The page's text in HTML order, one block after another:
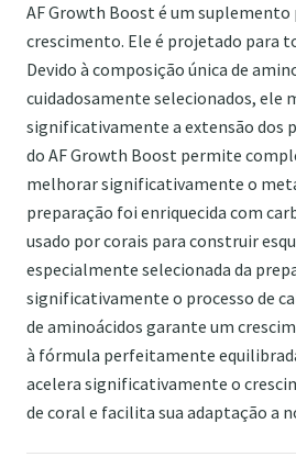
AF Growth Boost é um suplemento
crescimento. Ele é projetado para
Devido à composição única de
cuidadosamente selecionados, ele
significativamente a extensão dos
do AF Growth Boost permite
melhorar significativamente o
preparação foi enriquecida com
usado por corais para construir
especialmente selecionada da
significativamente o processo de
de aminoácidos garante um
à fórmula perfeitamente
acelera significativamente o
de coral e facilita sua adaptação a